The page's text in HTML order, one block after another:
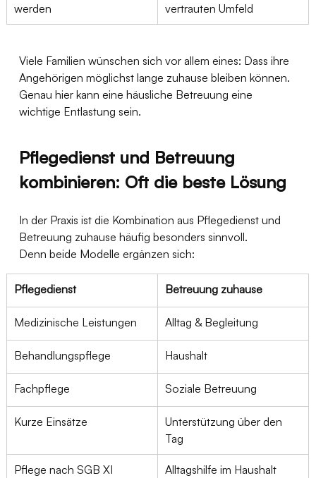
werden
vertrauten Umfeld
Viele Familien wünschen sich vor allem eines: Dass ihre
Angehörigen möglichst lange zuhause bleiben können.
Genau hier kann eine häusliche Betreuung eine
wichtige Entlastung sein.
Pflegedienst und Betreuung
kombinieren: Oft die beste Lösung
In der Praxis ist die Kombination aus Pflegedienst und
Betreuung zuhause häufig besonders sinnvoll.
Denn beide Modelle ergänzen sich:
Pflegedienst Betreuung zuhause
Medizinische Leistungen Alltag & Begleitung
Behandlungspflege Haushalt
Fachpflege Soziale Betreuung
Kurze Einsätze
Unterstützung über den
Tag
Pflege nach SGB XI Alltagshilfe im Haushalt